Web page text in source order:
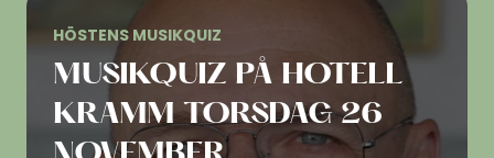
HÖSTENS MUSIKQUIZ
MUSIKQUIZ PÅ HOTELL
KRAMM TORSDAG 26